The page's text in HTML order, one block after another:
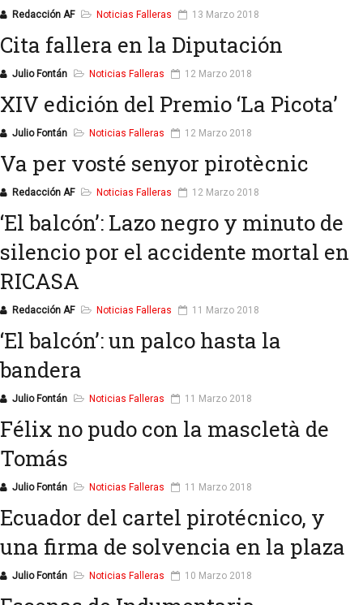
Redacción AF Noticias Falleras 13 Marzo 2018
Cita fallera en la Diputación
Julio Fontán Noticias Falleras 12 Marzo 2018
XIV edición del Premio ‘La Picota’
Julio Fontán Noticias Falleras 12 Marzo 2018
Va per vosté senyor pirotècnic
Redacción AF Noticias Falleras 12 Marzo 2018
‘El balcón’: Lazo negro y minuto de
silencio por el accidente mortal en
RICASA
Redacción AF Noticias Falleras 11 Marzo 2018
‘El balcón’: un palco hasta la
bandera
Julio Fontán Noticias Falleras 11 Marzo 2018
Félix no pudo con la mascletà de
Tomás
Julio Fontán Noticias Falleras 11 Marzo 2018
Ecuador del cartel pirotécnico, y
una firma de solvencia en la plaza
Julio Fontán Noticias Falleras 10 Marzo 2018